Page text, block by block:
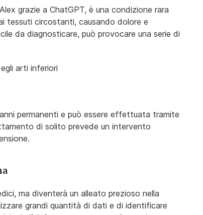
grazie a ChatGPT, è una condizione rara
tessuti circostanti, causando dolore e
da diagnosticare, può provocare una serie di
arti inferiori
permanenti e può essere effettuata tramite
di solito prevede un intervento
ma diventerà un alleato prezioso nella
grandi quantità di dati e di identificare